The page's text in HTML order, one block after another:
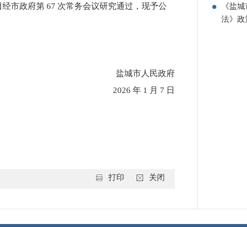
经市政府第 67 次常务会议研究通过，现予公
盐城市人民政府
2026 年 1 月 7 日
打印 关闭
《盐
法》政